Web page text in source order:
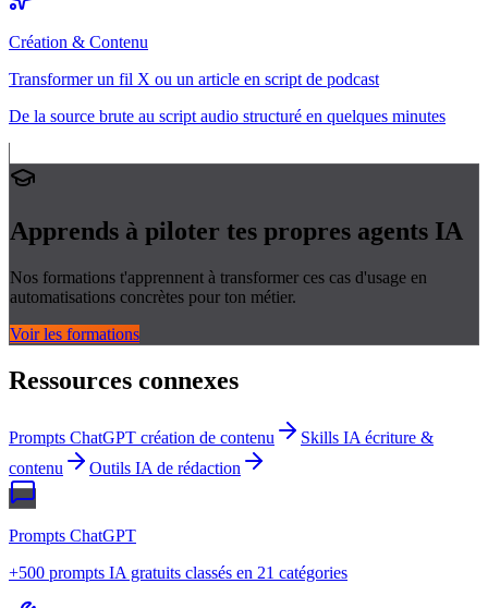
Création & Contenu
Transformer un fil X ou un article en script de podcast
De la source brute au script audio structuré en quelques minutes
Apprends à piloter tes propres agents IA
Nos formations t'apprennent à transformer ces cas d'usage en
automatisations concrètes pour ton métier.
Voir les formations
Ressources connexes
Prompts ChatGPT création de contenu
Skills IA écriture &
contenu
Outils IA de rédaction
Prompts ChatGPT
+500 prompts IA gratuits classés en 21 catégories